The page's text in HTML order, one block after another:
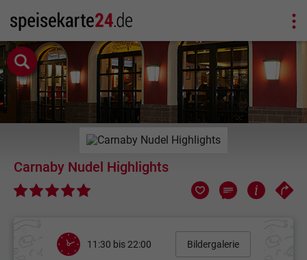
Carnaby Nudel Highlights
11:30 bis 22:00 Bildergalerie